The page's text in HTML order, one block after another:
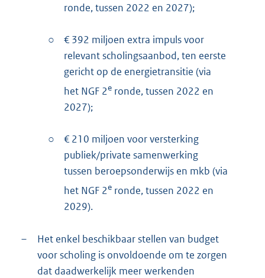
ronde, tussen 2022 en 2027);
○
€ 392 miljoen extra impuls voor
relevant scholingsaanbod, ten eerste
gericht op de energietransitie (via
het NGF 2e ronde, tussen 2022 en
2027);
○
€ 210 miljoen voor versterking
publiek/private samenwerking
tussen beroepsonderwijs en mkb (via
het NGF 2e ronde, tussen 2022 en
2029).
–
Het enkel beschikbaar stellen van budget
voor scholing is onvoldoende om te zorgen
dat daadwerkelijk meer werkenden